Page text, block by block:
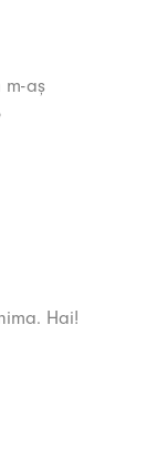
m-aș
Hai!